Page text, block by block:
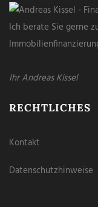
Ich berate Sie gerne
Ihr Andreas Kissel
RECHTLICHES
Kontakt
Datenschutzhinweise